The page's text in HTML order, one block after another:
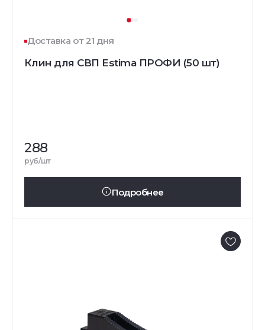
Доставка от 21 дня
Клин для СВП Estima ПРОФИ (50 шт)
288
руб/шт
Подробнее